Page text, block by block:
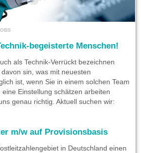
begeisterte Menschen!
als Technik-Verrückt bezeichnen
sin, was mit neuesten
ist, wenn Sie in einem solchen Team
Einstellung schätzen arbeiten
genau richtig. Aktuell suchen wir:
m/w auf Provisionsbasis
in Deutschland einen